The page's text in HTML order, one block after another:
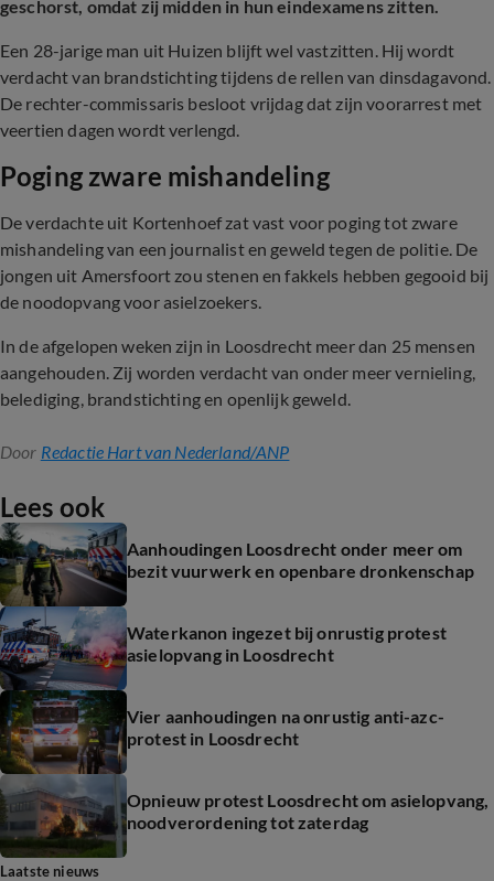
geschorst, omdat zij midden in hun eindexamens zitten.
Een 28-jarige man uit Huizen blijft wel vastzitten. Hij wordt
verdacht van brandstichting tijdens de rellen van dinsdagavond.
De rechter-commissaris besloot vrijdag dat zijn voorarrest met
veertien dagen wordt verlengd.
Poging zware mishandeling
De verdachte uit Kortenhoef zat vast voor poging tot zware
mishandeling van een journalist en geweld tegen de politie. De
jongen uit Amersfoort zou stenen en fakkels hebben gegooid bij
de noodopvang voor asielzoekers.
In de afgelopen weken zijn in Loosdrecht meer dan 25 mensen
aangehouden. Zij worden verdacht van onder meer vernieling,
belediging, brandstichting en openlijk geweld.
Door Redactie Hart van Nederland/ANP
Lees ook
Aanhoudingen Loosdrecht onder meer om
bezit vuurwerk en openbare dronkenschap
Waterkanon ingezet bij onrustig protest
asielopvang in Loosdrecht
Vier aanhoudingen na onrustig anti-azc-
protest in Loosdrecht
Opnieuw protest Loosdrecht om asielopvang,
noodverordening tot zaterdag
Laatste nieuws